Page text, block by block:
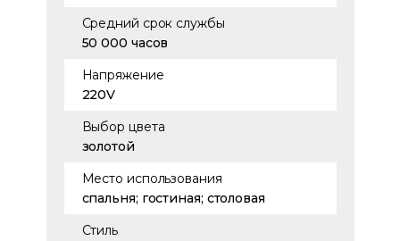
Средний срок службы
50 000 часов
Напряжение
220V
Выбор цвета
золотой
Место использования
спальня; гостиная; столовая
Стиль